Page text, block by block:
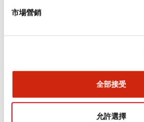
市場營銷
全部接受
允許選擇
文件和檔案